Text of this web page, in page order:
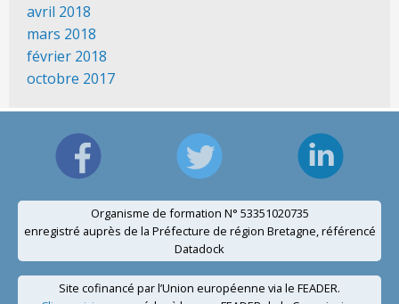
avril 2018
mars 2018
février 2018
octobre 2017
Organisme de formation N° 53351020735
enregistré auprès de la Préfecture de région Bretagne, référencé
Datadock
Site cofinancé par l’Union européenne via le FEADER.